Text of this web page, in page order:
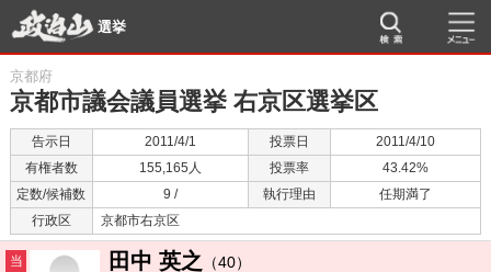
選挙
京都府
京都市議会議員選挙 右京区選挙区
告示日 2011/4/1 投票日
2011/4/10
有権者数
155,165人 投票率
43.42%
定数/候補数
9 / 執行理由
任期満了
行政区
京都市右京区
当 田中 英之
（40）